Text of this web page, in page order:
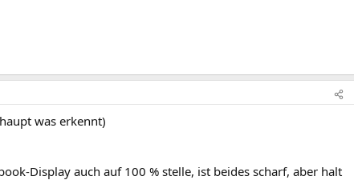
was erkennt)
Display auch auf 100 % stelle, ist beides scharf, aber halt